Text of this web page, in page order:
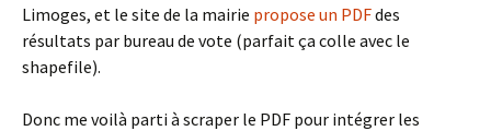
Limoges, et le site de la mairie propose un PDFdes
résultats par bureau de vote (parfait ça colle avec le
shapefile).
Donc me voilà parti à scraper le PDF pour intégrer les